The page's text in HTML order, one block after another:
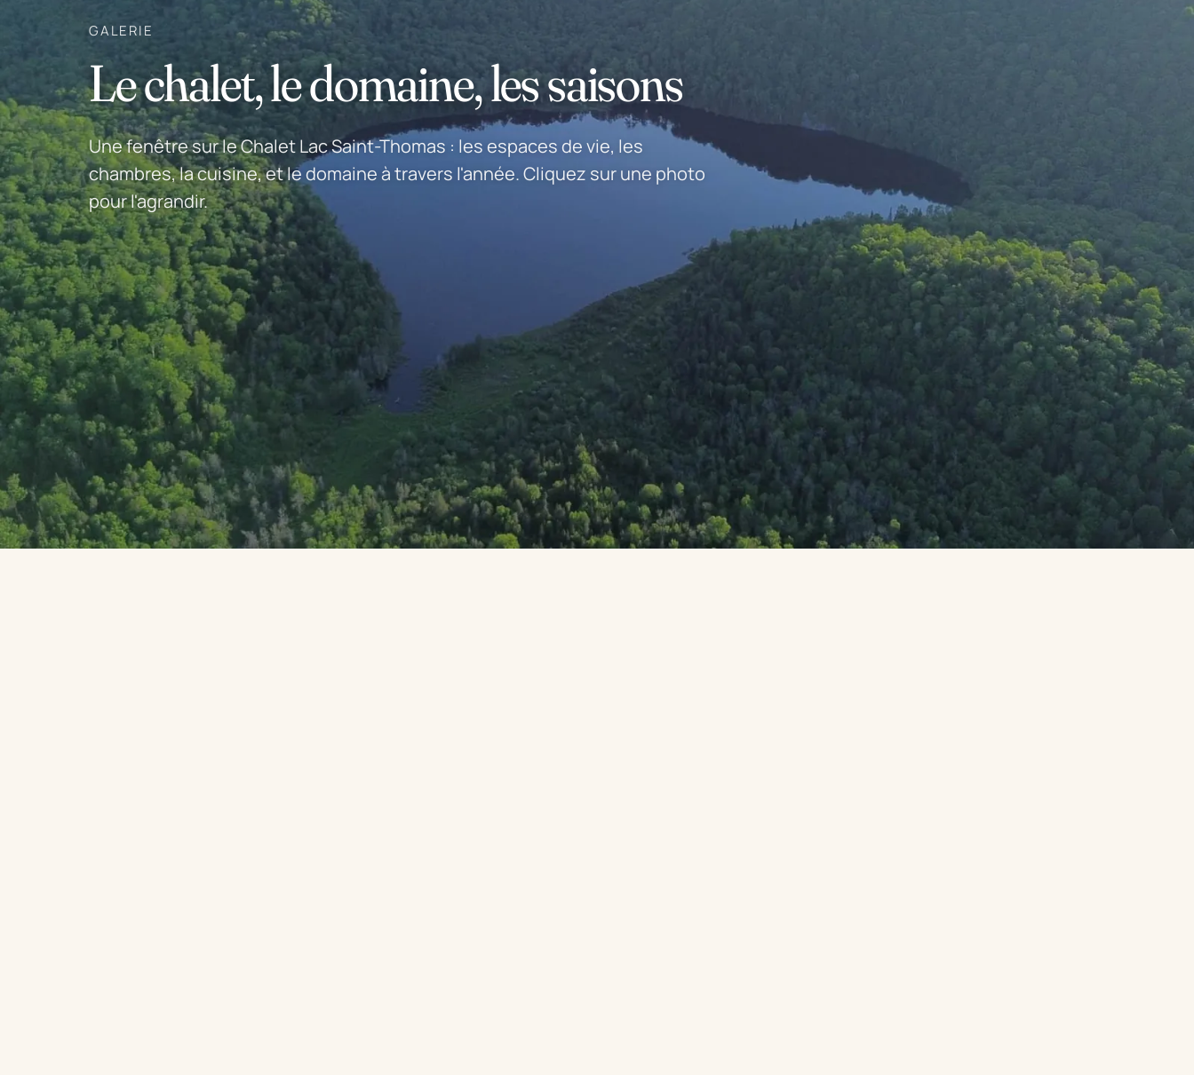
GALERIE
Le chalet, le domaine, les saisons
Une fenêtre sur le Chalet Lac Saint-Thomas : les espaces de vie, les
chambres, la cuisine, et le domaine à travers l'année. Cliquez sur une photo
pour l'agrandir.